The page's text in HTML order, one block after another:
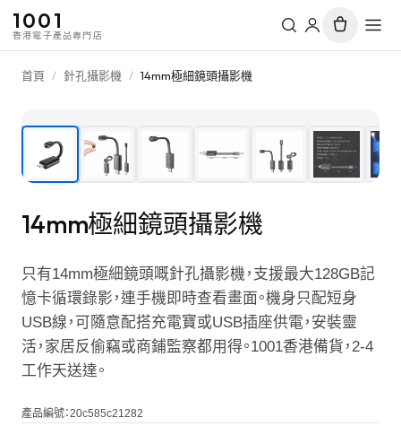
1001
香港電子產品專門店
首頁 / 針孔攝影機 / 14mm極細鏡頭攝影機
14mm極細鏡頭攝影機
只有14mm極細鏡頭嘅針孔攝影機，支援最大128GB記
憶卡循環錄影，連手機即時查看畫面。機身只配短身
USB線，可隨意配搭充電寶或USB插座供電，安裝靈
活，家居反偷竊或商鋪監察都用得。1001香港備貨，2-4
工作天送達。
產品編號：20c585c21282